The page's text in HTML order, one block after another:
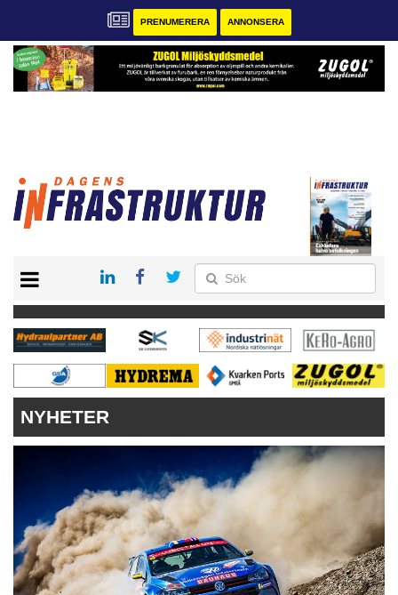
PRENUMERERA ANNONSERA
KONTAKT
VÅRA ANDRA MAGASIN
PRENUMERERA
ANNONSERA
NYHETER